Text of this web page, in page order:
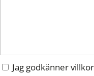
Jag godkänner